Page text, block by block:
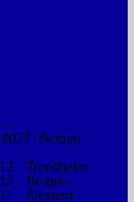
i Bergen
– Trondheim
– Bergen
– Ålesund